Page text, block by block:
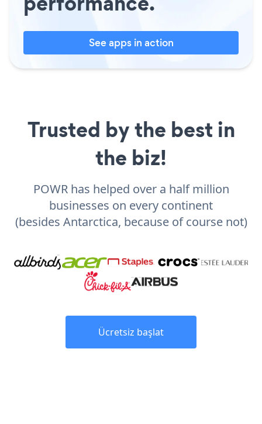
See apps in action
Trusted by the best in
the biz!
POWR has helped over a half million
businesses on every continent
(besides Antarctica, because of course not)
Ücretsiz başlat